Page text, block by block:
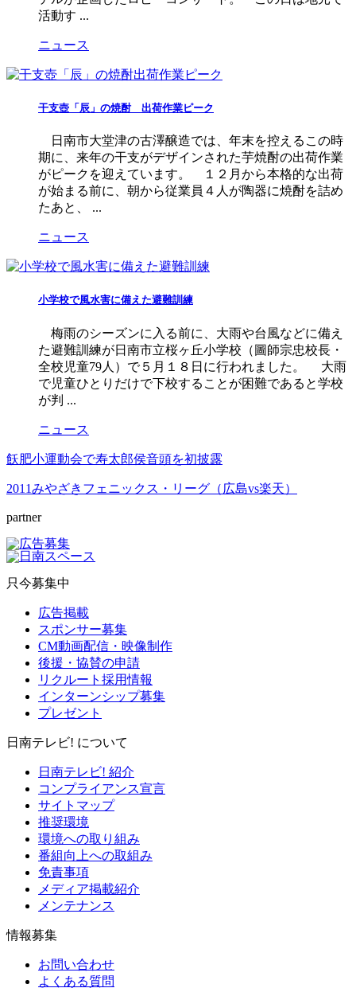
活動す ...
ニュース
干支壺「辰」の焼酎 出荷作業ピーク
日南市大堂津の古澤醸造では、年末を控えるこの時
期に、来年の干支がデザインされた芋焼酎の出荷作業
がピークを迎えています。 １２月から本格的な出荷
が始まる前に、朝から従業員４人が陶器に焼酎を詰め
たあと、 ...
ニュース
小学校で風水害に備えた避難訓練
梅雨のシーズンに入る前に、大雨や台風などに備え
た避難訓練が日南市立桜ヶ丘小学校（圖師宗忠校長・
全校児童79人）で５月１８日に行われました。 大雨
で児童ひとりだけで下校することが困難であると学校
が判 ...
ニュース
飫肥小運動会で寿太郎侯音頭を初披露
2011みやざきフェニックス・リーグ（広島vs楽天）
partner
只今募集中
広告掲載
スポンサー募集
CM動画配信・映像制作
後援・協賛の申請
リクルート採用情報
インターンシップ募集
プレゼント
日南テレビ! について
日南テレビ! 紹介
コンプライアンス宣言
サイトマップ
推奨環境
環境への取り組み
番組向上への取組み
免責事項
メディア掲載紹介
メンテナンス
情報募集
お問い合わせ
よくある質問